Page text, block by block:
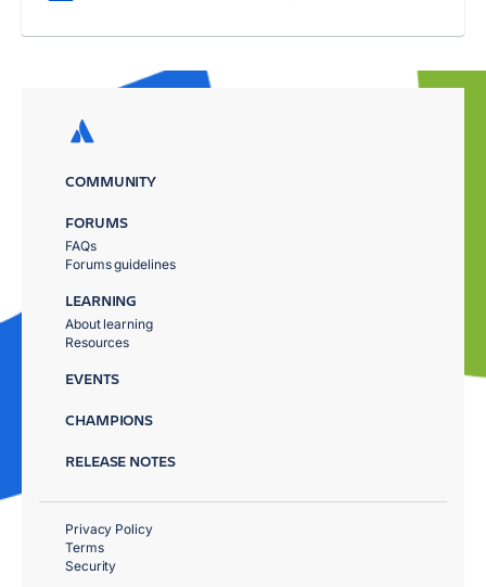
COMMUNITY
FORUMS
FAQs
Forums guidelines
LEARNING
About learning
Resources
EVENTS
CHAMPIONS
RELEASE NOTES
Privacy Policy
Terms
Security